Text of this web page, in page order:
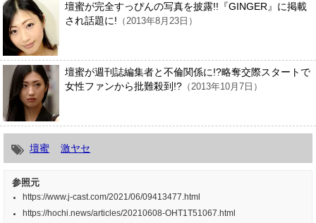
壇蜜が完全すっぴんの写真を披露!!『GINGER』に掲載
され話題に! （2013年8月23日）
壇蜜が週刊誌編集者と不倫関係に!?略奪交際スタートで
女性ファンから批難殺到!? （2013年10月7日）
壇蜜 激ヤセ
参照元
https://www.j-cast.com/2021/06/09413477.html
https://hochi.news/articles/20210608-OHT1T51067.html